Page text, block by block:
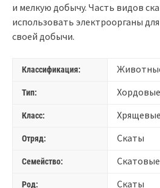
и мелкую добычу. Часть видов
использовать электроорганы
своей добычи.
Классификация:
Тип: Хордовые
Класс:
Отряд: Скаты
Семейство: Скатовые
Род: Скаты